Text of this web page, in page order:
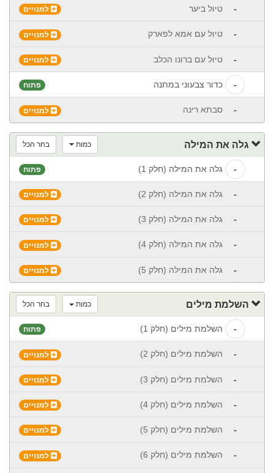
- טיול ביער למנויים
- טיול עם אמא לפארק למנויים
- טיול עם ברונו הכלב למנויים
- כדור צבעוני במתנה פתוח
- סבתא רינה למנויים
בחר הכל כמות גלה את המילה
- גלה את המילה (חלק 1) פתוח
- גלה את המילה (חלק 2) למנויים
- גלה את המילה (חלק 3) למנויים
- גלה את המילה (חלק 4) למנויים
- גלה את המילה (חלק 5) למנויים
בחר הכל כמות השלמת מילים
- השלמת מילים (חלק 1) פתוח
- השלמת מילים (חלק 2) למנויים
- השלמת מילים (חלק 3) למנויים
- השלמת מילים (חלק 4) למנויים
- השלמת מילים (חלק 5) למנויים
- השלמת מילים (חלק 6) למנויים